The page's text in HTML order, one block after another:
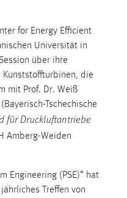
for Energy Efficient
Universität in
über ihre
Kunststoffturbinen, die
mit Prof. Dr. Weiß
Tschechische
für Druckluftantriebe
Amberg-Weiden
Engineering (PSE)“ hat
Treffen von
nutzen.